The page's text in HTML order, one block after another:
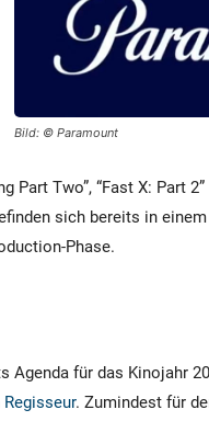
Bild: © Paramount
Two”, “Fast X: Part
sich bereits in
Phase.
Agenda für das Kinojahr
. Zumindest für